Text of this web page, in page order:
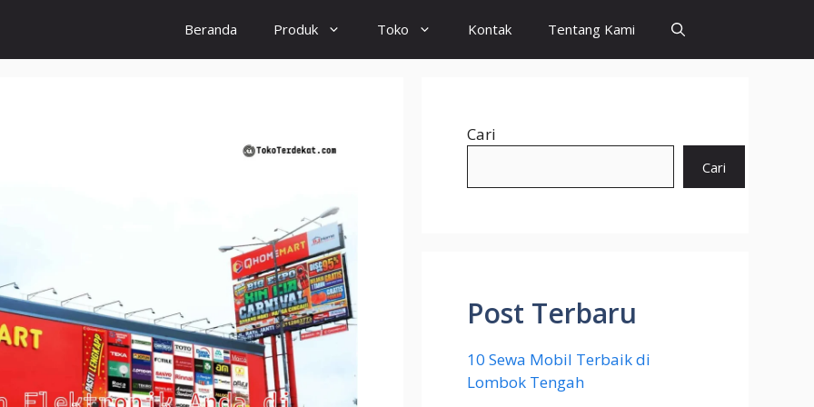
Beranda Produk Toko Kontak Tentang Kami
Cari
Cari
Post Terbaru
10 Sewa Mobil Terbaik di
Lombok Tengah